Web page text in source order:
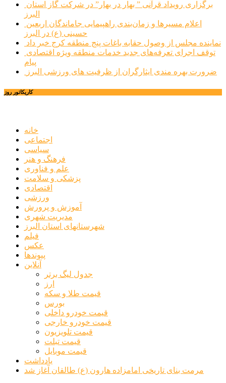
البرز
حسینی (ع) در البرز
نماینده مجلس از وصول حقابه باغات پنج منطقه کرج خبر داد
پیام
ضرورت بهره مندی ایثارگران از ظرفیت های ورزشی البرز
کاریکاتور روز
خانه
اجتماعی
سیاسی
فرهنگ و هنر
علم و فناوری
پزشکی و سلامت
اقتصادی
ورزشی
آموزش و پرورش
مدیریت شهری
شهرستانهای استان البرز
فیلم
عکس
پیوندها
آنلاین
جدول لیگ برتر
ارز
قیمت طلا و سکه
بورس
قیمت خودرو داخلی
قیمت خودرو خارجی
قیمت تلویزیون
قیمت تبلت
قیمت موبایل
یادداشت
مرمت بنای تاریخی امامزاده هارون (ع) طالقان آغاز شد